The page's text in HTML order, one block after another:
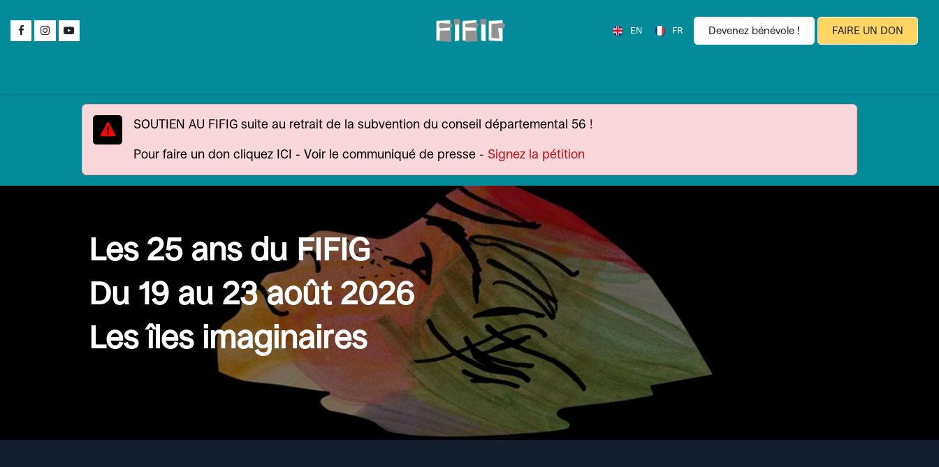
EN FR Devenez bénévole ! FAIRE UN DON
SOUTIEN AU FIFIG suite au retrait de la subvention du conseil départemental 56 !
Pour faire un don cliquez ICI -Voir le communiqué de presse - Signez la pétition
Les 25 ans du FIFIG
Du 19 au 23 août 2026
Les îles imaginaires